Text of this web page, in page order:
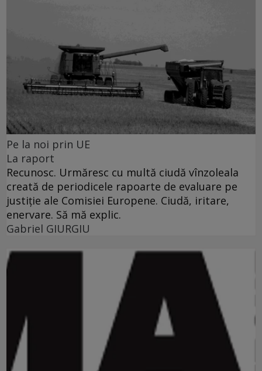
Pe la noi prin UE
La raport
Recunosc. Urmăresc cu multă ciudă vînzoleala
creată de periodicele rapoarte de evaluare pe
justiţie ale Comisiei Europene. Ciudă, iritare,
enervare. Să mă explic.
Gabriel GIURGIU